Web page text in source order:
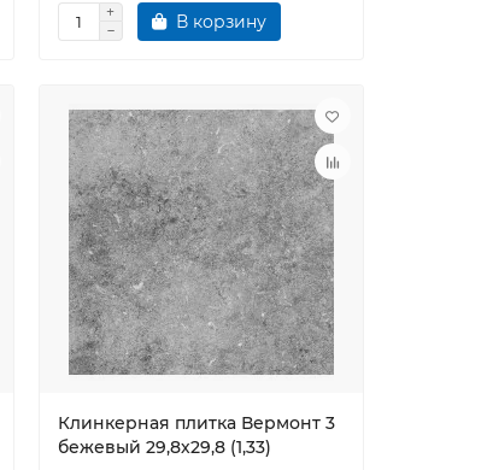
В корзину
Клинкерная плитка Вермонт 3
бежевый 29,8х29,8 (1,33)